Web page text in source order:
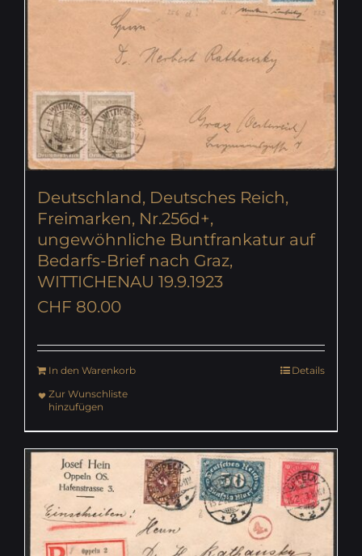
Deutschland, Deutsches Reich,
Freimarken, Nr.256d+,
ungewöhnliche Buntfrankatur auf
Bedarfs-Brief nach Graz,
WITTICHENAU 19.9.1923
CHF 80.00
In den Warenkorb
Details
Zur Wunschliste
hinzufügen